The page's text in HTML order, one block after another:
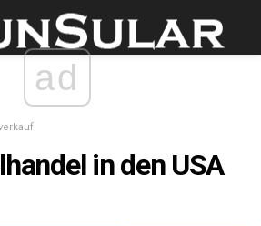
ad
in den USA